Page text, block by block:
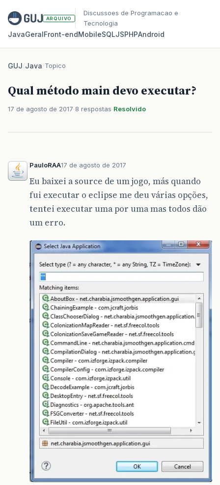
ARQUIVO
Discussoes de Programacao e
Tecnologia
JavaGeralFront‑endMobileSQLJSPHPAndroid
GUJ/Java/Topico
Qual método main devo executar?
17 de agosto de 2017 8 respostas Resolvido
PauloRAA17 de agosto de 2017
Eu baixei a source de um jogo, más quando
fui executar o eclipse me deu várias opções,
tentei executar uma por uma mas todos dão
um erro.